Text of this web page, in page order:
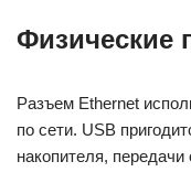
Физические
Разъем Ethernet
по сети. USB
накопителя,